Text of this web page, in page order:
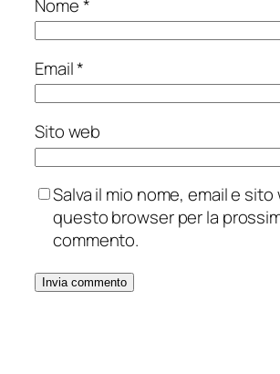
Nome*
Email*
Sito web
Salva il mio nome, email e sito
questo browser per la
commento.